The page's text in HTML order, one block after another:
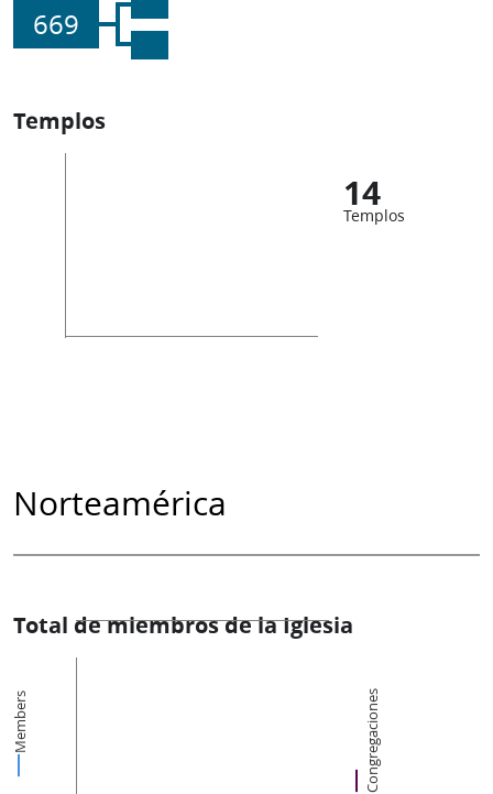
669
Templos
14
Templos
Norteamérica
Total de miembros de la Iglesia
Members Congregaciones